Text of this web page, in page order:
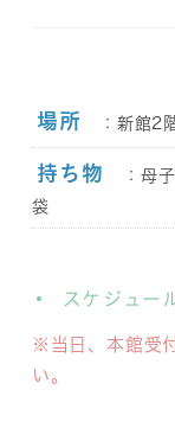
場所 ：新館2
持ち物
：母
袋
スケジュー
※当日、本館受
い。